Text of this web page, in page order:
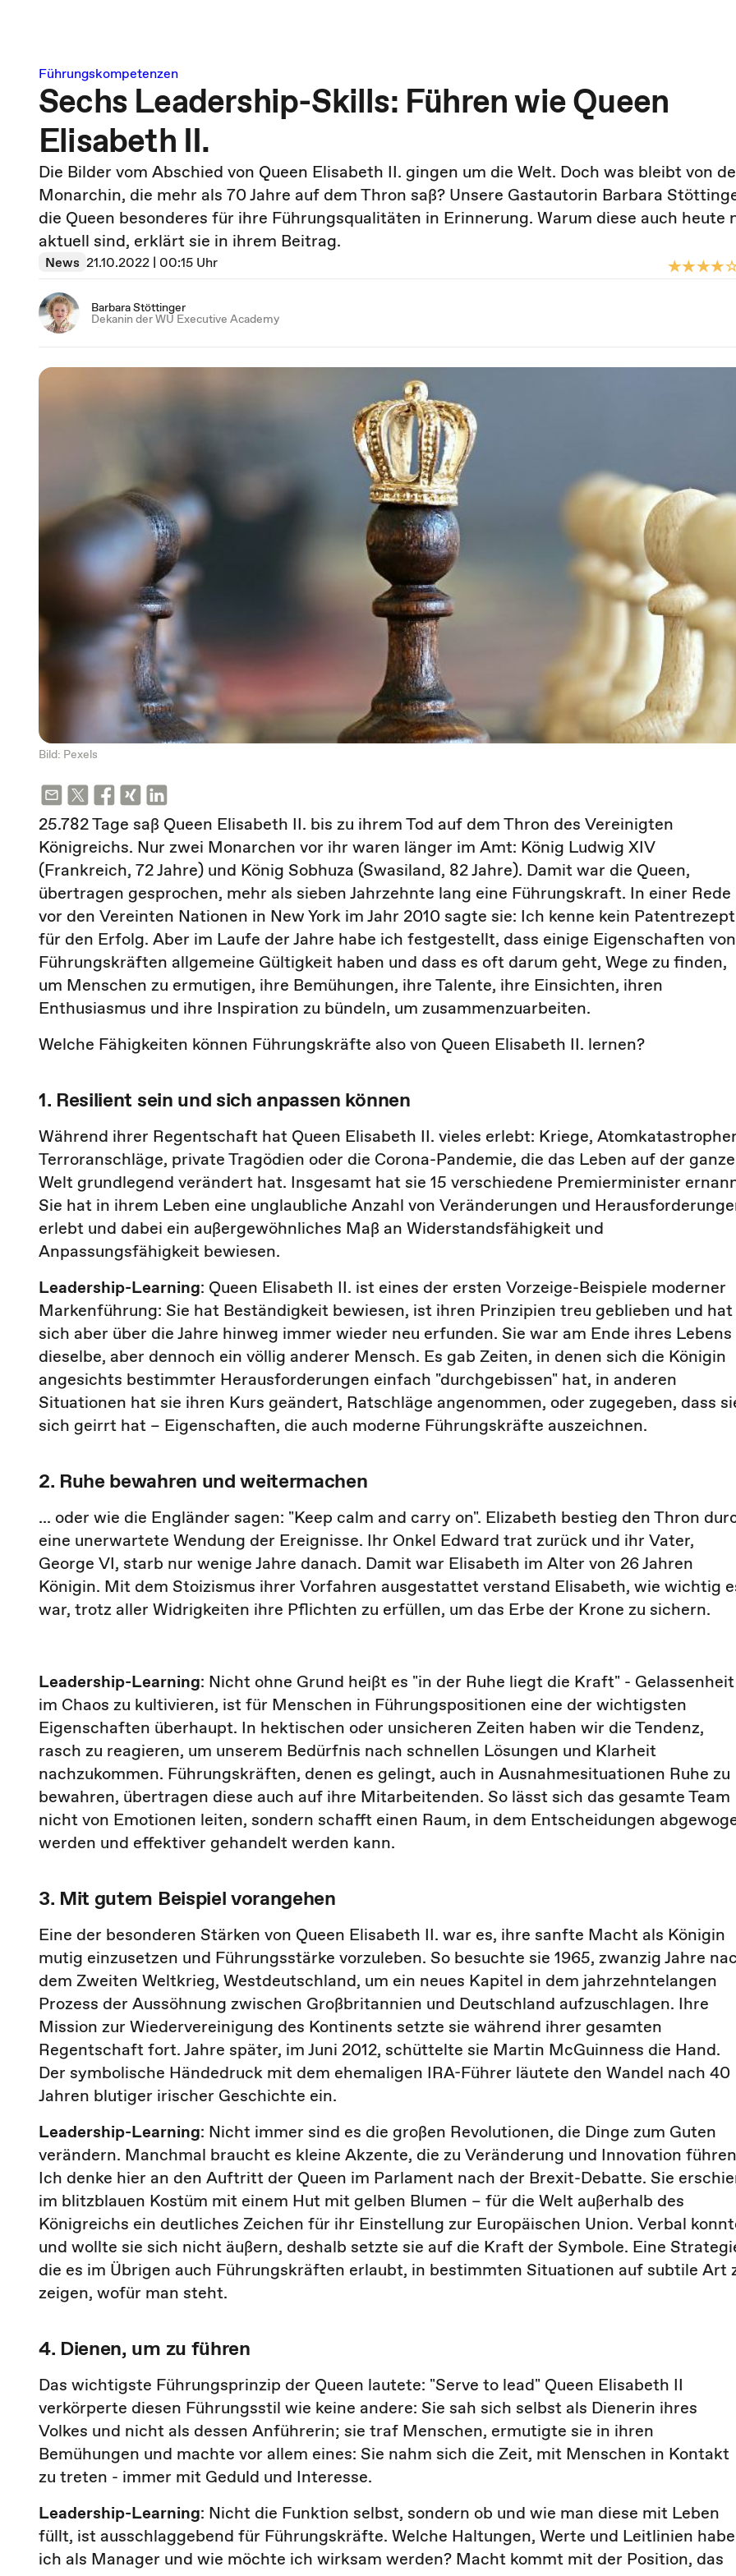
Führungskompetenzen
Sechs Leadership-Skills: Führen wie Queen
Elisabeth II.
Die Bilder vom Abschied von Queen Elisabeth II. gingen um die Welt. Doch was bleibt von
Monarchin, die mehr als 70 Jahre auf dem Thron saß? Unsere Gastautorin Barbara
die Queen besonderes für ihre Führungsqualitäten in Erinnerung. Warum diese auch heute
aktuell sind, erklärt sie in ihrem Beitrag.
News 21.10.2022 | 00:15 Uhr
Barbara Stöttinger
Dekanin der WU Executive Academy
Bild: Pexels
25.782 Tage saß Queen Elisabeth II. bis zu ihrem Tod auf dem Thron des Vereinigten
Königreichs. Nur zwei Monarchen vor ihr waren länger im Amt: König Ludwig XIV
(Frankreich, 72 Jahre) und König Sobhuza (Swasiland, 82 Jahre). Damit war die Queen,
übertragen gesprochen, mehr als sieben Jahrzehnte lang eine Führungskraft. In einer Rede
vor den Vereinten Nationen in New York im Jahr 2010 sagte sie: Ich kenne kein Patentrezept
für den Erfolg. Aber im Laufe der Jahre habe ich festgestellt, dass einige Eigenschaften von
Führungskräften allgemeine Gültigkeit haben und dass es oft darum geht, Wege zu finden,
um Menschen zu ermutigen, ihre Bemühungen, ihre Talente, ihre Einsichten, ihren
Enthusiasmus und ihre Inspiration zu bündeln, um zusammenzuarbeiten.
Welche Fähigkeiten können Führungskräfte also von Queen Elisabeth II. lernen?
1. Resilient sein und sich anpassen können
Während ihrer Regentschaft hat Queen Elisabeth II. vieles erlebt: Kriege,
Terroranschläge, private Tragödien oder die Corona-Pandemie, die das Leben auf der
Welt grundlegend verändert hat. Insgesamt hat sie 15 verschiedene Premierminister
Sie hat in ihrem Leben eine unglaubliche Anzahl von Veränderungen und
erlebt und dabei ein außergewöhnliches Maß an Widerstandsfähigkeit und
Anpassungsfähigkeit bewiesen.
Leadership-Learning: Queen Elisabeth II. ist eines der ersten Vorzeige-Beispiele moderner
Markenführung: Sie hat Beständigkeit bewiesen, ist ihren Prinzipien treu geblieben und hat
sich aber über die Jahre hinweg immer wieder neu erfunden. Sie war am Ende ihres Lebens
dieselbe, aber dennoch ein völlig anderer Mensch. Es gab Zeiten, in denen sich die Königin
angesichts bestimmter Herausforderungen einfach "durchgebissen" hat, in anderen
Situationen hat sie ihren Kurs geändert, Ratschläge angenommen, oder zugegeben, dass
sich geirrt hat – Eigenschaften, die auch moderne Führungskräfte auszeichnen.
2. Ruhe bewahren und weitermachen
... oder wie die Engländer sagen: "Keep calm and carry on". Elizabeth bestieg den Thron
eine unerwartete Wendung der Ereignisse. Ihr Onkel Edward trat zurück und ihr Vater,
George VI, starb nur wenige Jahre danach. Damit war Elisabeth im Alter von 26 Jahren
Königin. Mit dem Stoizismus ihrer Vorfahren ausgestattet verstand Elisabeth, wie wichtig
war, trotz aller Widrigkeiten ihre Pflichten zu erfüllen, um das Erbe der Krone zu sichern.
Leadership-Learning: Nicht ohne Grund heißt es "in der Ruhe liegt die Kraft" - Gelassenheit
im Chaos zu kultivieren, ist für Menschen in Führungspositionen eine der wichtigsten
Eigenschaften überhaupt. In hektischen oder unsicheren Zeiten haben wir die Tendenz,
rasch zu reagieren, um unserem Bedürfnis nach schnellen Lösungen und Klarheit
nachzukommen. Führungskräften, denen es gelingt, auch in Ausnahmesituationen Ruhe zu
bewahren, übertragen diese auch auf ihre Mitarbeitenden. So lässt sich das gesamte Team
nicht von Emotionen leiten, sondern schafft einen Raum, in dem Entscheidungen
werden und effektiver gehandelt werden kann.
3. Mit gutem Beispiel vorangehen
Eine der besonderen Stärken von Queen Elisabeth II. war es, ihre sanfte Macht als Königin
mutig einzusetzen und Führungsstärke vorzuleben. So besuchte sie 1965, zwanzig Jahre
dem Zweiten Weltkrieg, Westdeutschland, um ein neues Kapitel in dem jahrzehntelangen
Prozess der Aussöhnung zwischen Großbritannien und Deutschland aufzuschlagen. Ihre
Mission zur Wiedervereinigung des Kontinents setzte sie während ihrer gesamten
Regentschaft fort. Jahre später, im Juni 2012, schüttelte sie Martin McGuinness die Hand.
Der symbolische Händedruck mit dem ehemaligen IRA-Führer läutete den Wandel nach 40
Jahren blutiger irischer Geschichte ein.
Leadership-Learning: Nicht immer sind es die großen Revolutionen, die Dinge zum Guten
verändern. Manchmal braucht es kleine Akzente, die zu Veränderung und Innovation
Ich denke hier an den Auftritt der Queen im Parlament nach der Brexit-Debatte. Sie
im blitzblauen Kostüm mit einem Hut mit gelben Blumen – für die Welt außerhalb des
Königreichs ein deutliches Zeichen für ihr Einstellung zur Europäischen Union. Verbal
und wollte sie sich nicht äußern, deshalb setzte sie auf die Kraft der Symbole. Eine
die es im Übrigen auch Führungskräften erlaubt, in bestimmten Situationen auf subtile Art
zeigen, wofür man steht.
4. Dienen, um zu führen
Das wichtigste Führungsprinzip der Queen lautete: "Serve to lead" Queen Elisabeth II
verkörperte diesen Führungsstil wie keine andere: Sie sah sich selbst als Dienerin ihres
Volkes und nicht als dessen Anführerin; sie traf Menschen, ermutigte sie in ihren
Bemühungen und machte vor allem eines: Sie nahm sich die Zeit, mit Menschen in Kontakt
zu treten - immer mit Geduld und Interesse.
Leadership-Learning: Nicht die Funktion selbst, sondern ob und wie man diese mit Leben
füllt, ist ausschlaggebend für Führungskräfte. Welche Haltungen, Werte und Leitlinien habe
ich als Manager und wie möchte ich wirksam werden? Macht kommt mit der Position, das